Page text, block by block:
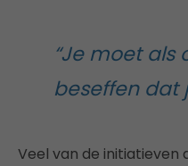
“Je moet als
beseffen dat
Veel van de initiatieven